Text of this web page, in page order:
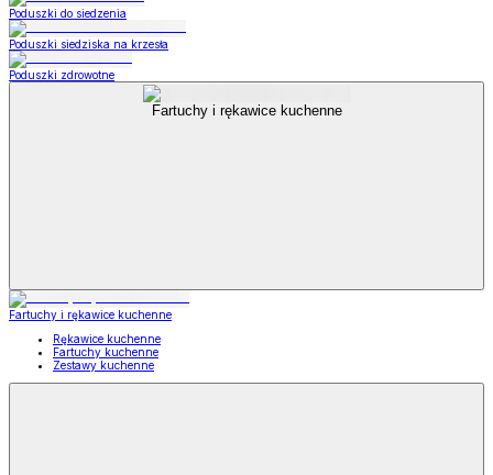
Poduszki do siedzenia
Poduszki siedziska na krzesła
Poduszki zdrowotne
Fartuchy i rękawice kuchenne
Fartuchy i rękawice kuchenne
Rękawice kuchenne
Fartuchy kuchenne
Zestawy kuchenne